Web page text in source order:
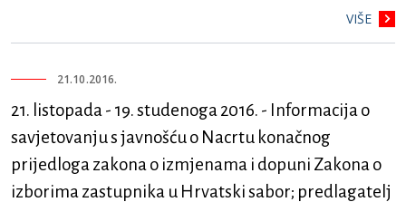
VIŠE
21.10.2016.
21. listopada - 19. studenoga 2016. - Informacija o
savjetovanju s javnošću o Nacrtu konačnog
prijedloga zakona o izmjenama i dopuni Zakona o
izborima zastupnika u Hrvatski sabor; predlagatelj